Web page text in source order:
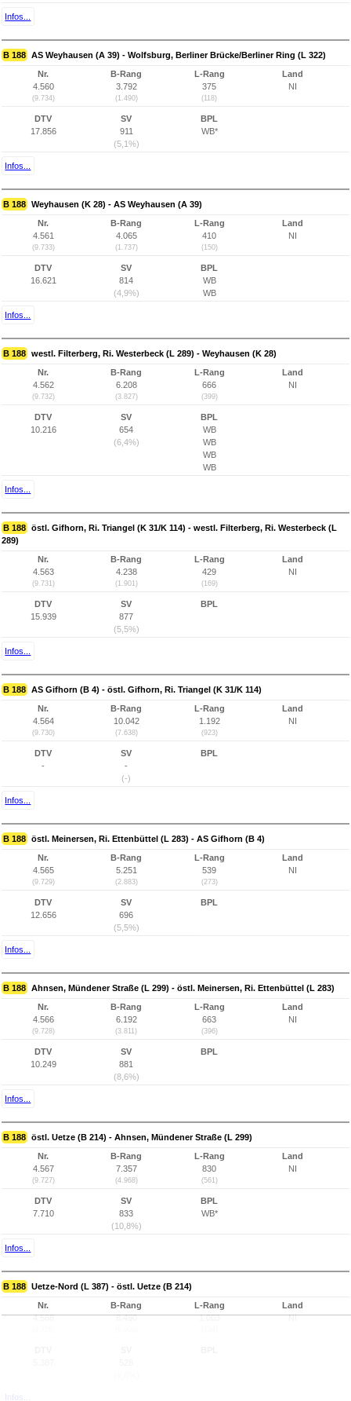
Infos...
B 188 AS Weyhausen (A 39) - Wolfsburg, Berliner Brücke/Berliner Ring (L 322)
Nr.
4.560
(9.734)
B-Rang
3.792
(1.490)
L-Rang
375
(118)
Land
NI
DTV
17.856
SV
911
(5,1%)
BPL
WB*
Infos...
B 188 Weyhausen (K 28) - AS Weyhausen (A 39)
Nr.
4.561
(9.733)
B-Rang
4.065
(1.737)
L-Rang
410
(150)
Land
NI
DTV
16.621
SV
814
(4,9%)
BPL
WB
WB
Infos...
B 188 westl. Filterberg, Ri. Westerbeck (L 289) - Weyhausen (K 28)
Nr.
4.562
(9.732)
B-Rang
6.208
(3.827)
L-Rang
666
(399)
Land
NI
DTV
10.216
SV
654
(6,4%)
BPL
WB
WB
WB
WB
Infos...
B 188 östl. Gifhorn, Ri. Triangel (K 31/K 114) - westl. Filterberg, Ri. Westerbeck (L
289)
Nr.
4.563
(9.731)
B-Rang
4.238
(1.901)
L-Rang
429
(169)
Land
NI
DTV
15.939
SV
877
(5,5%)
BPL
Infos...
B 188 AS Gifhorn (B 4) - östl. Gifhorn, Ri. Triangel (K 31/K 114)
Nr.
4.564
(9.730)
B-Rang
10.042
(7.638)
L-Rang
1.192
(923)
Land
NI
DTV
-
SV
-
(-)
BPL
Infos...
B 188 östl. Meinersen, Ri. Ettenbüttel (L 283) - AS Gifhorn (B 4)
Nr.
4.565
(9.729)
B-Rang
5.251
(2.883)
L-Rang
539
(273)
Land
NI
DTV
12.656
SV
696
(5,5%)
BPL
Infos...
B 188 Ahnsen, Mündener Straße (L 299) - östl. Meinersen, Ri. Ettenbüttel (L 283)
Nr.
4.566
(9.728)
B-Rang
6.192
(3.811)
L-Rang
663
(396)
Land
NI
DTV
10.249
SV
881
(8,6%)
BPL
Infos...
B 188 östl. Uetze (B 214) - Ahnsen, Mündener Straße (L 299)
Nr.
4.567
(9.727)
B-Rang
7.357
(4.968)
L-Rang
830
(561)
Land
NI
DTV
7.710
SV
833
(10,8%)
BPL
WB*
Infos...
B 188 Uetze-Nord (L 387) - östl. Uetze (B 214)
Nr.
4.568
B-Rang
8.490
L-Rang
1.003
Land
NI
Infos...